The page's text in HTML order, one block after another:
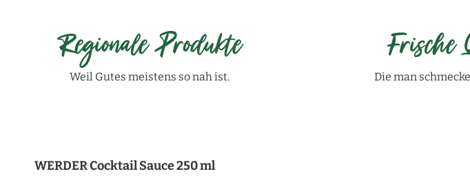
Regionale Produkte
Weil Gutes meistens so nah ist.
Frische
Die man
WERDER Cocktail Sauce 250 ml